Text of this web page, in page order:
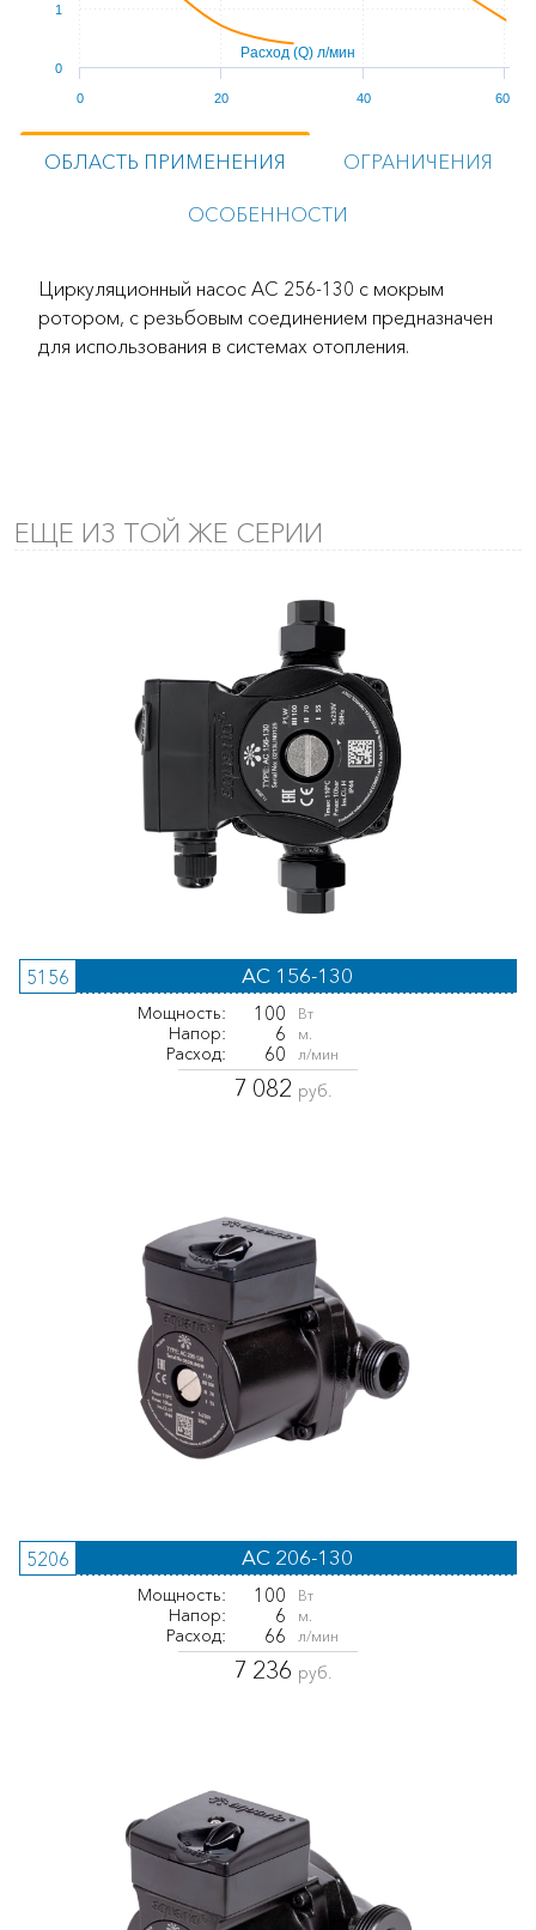
Расход (Q) л/мин
0 20 40 60
0
1
ОБЛАСТЬ ПРИМЕНЕНИЯ ОГРАНИЧЕНИЯ
ОСОБЕННОСТИ
Циркуляционный насос AC 256-130 с мокрым
ротором, с резьбовым соединением предназначен
для использования в системах отопления.
ЕЩЕ ИЗ ТОЙ ЖЕ СЕРИИ
5156 AC 156-130
Мощность: 100 Вт
Напор: 6 м.
Расход: 60 л/мин
7 082 руб.
5206 AC 206-130
Мощность: 100 Вт
Напор: 6 м.
Расход: 66 л/мин
7 236 руб.